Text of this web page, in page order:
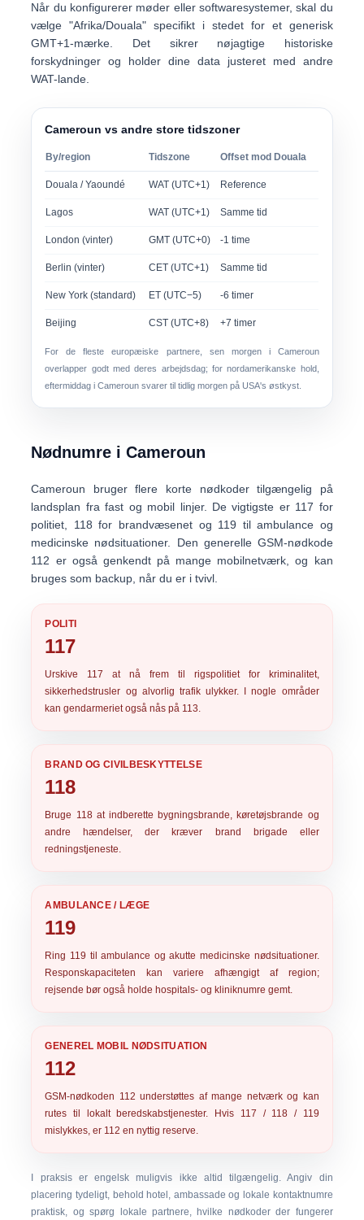
Når du konfigurerer møder eller softwaresystemer, skal du
vælge"Afrika/Douala" specifikt i stedet for et generisk
GMT+1-mærke. Det sikrer nøjagtige historiske
forskydninger og holder dine data justeret med andre
WAT-lande.
Cameroun vs andre store tidszoner
By/region Tidszone Offset mod Douala
Douala / Yaoundé WAT (UTC+1) Reference
Lagos WAT (UTC+1) Samme tid
London (vinter) GMT (UTC+0) -1 time
Berlin (vinter) CET (UTC+1) Samme tid
New York (standard) ET (UTC−5) -6 timer
Beijing CST (UTC+8) +7 timer
For de fleste europæiske partnere, sen morgen i Cameroun
overlapper godt med deres arbejdsdag; for nordamerikanske hold,
eftermiddag i Cameroun svarer til tidlig morgen på USA's østkyst.
Nødnumre i Cameroun
Cameroun bruger flere korte nødkodertilgængelig på
landsplan fra fast og mobil linjer. De vigtigste er 117 for
politiet, 118 for brandvæsenet og 119 til ambulance og
medicinske nødsituationer. Den generelle GSM-nødkode
112 er også genkendt på mange mobilnetværk, og kan
bruges som backup, når du er i tvivl.
POLITI
117
Urskive 117 at nå frem til rigspolitiet for kriminalitet,
sikkerhedstrusler og alvorlig trafik ulykker. I nogle områder
kan gendarmeriet også nås på 113.
BRAND OG CIVILBESKYTTELSE
118
Bruge 118at indberette bygningsbrande, køretøjsbrande og
andre hændelser, der kræver brand brigade eller
redningstjeneste.
AMBULANCE / LÆGE
119
Ring 119 til ambulance og akutte medicinske nødsituationer.
Responskapaciteten kan variere afhængigt af region;
rejsende bør også holde hospitals- og kliniknumre gemt.
GENEREL MOBIL NØDSITUATION
112
GSM-nødkoden 112 understøttes af mange netværk og kan
rutes til lokalt beredskabstjenester. Hvis 117 / 118 / 119
mislykkes, er 112 en nyttig reserve.
I praksis er engelsk muligvis ikke altid tilgængelig. Angiv din
placering tydeligt, behold hotel, ambassade og lokale kontaktnumre
praktisk, og spørg lokale partnere, hvilke nødkoder der fungerer